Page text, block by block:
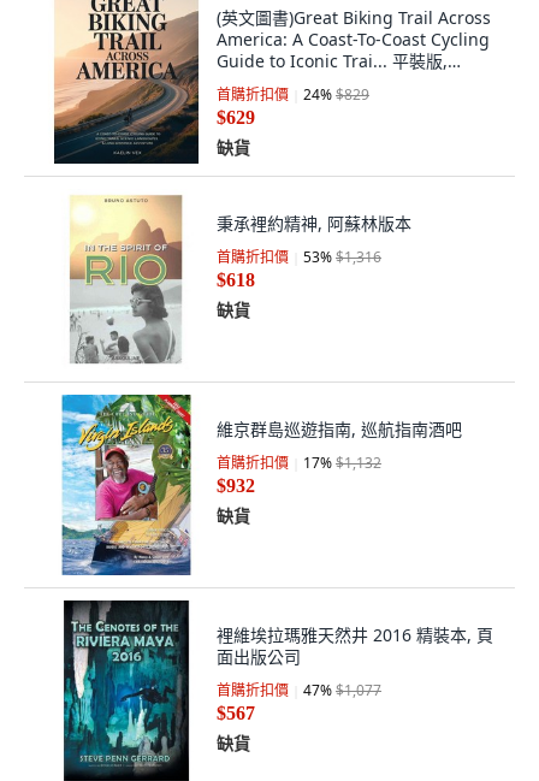
(英文圖書)Great Biking Trail Across
America: A Coast-To-Coast Cycling
Guide to Iconic Trai... 平裝版,
首購折扣價 24%$829
$629
缺貨
秉承裡約精神, 阿蘇林版本
首購折扣價 53%$1,316
$618
缺貨
維京群島巡遊指南, 巡航指南酒吧
首購折扣價 17%$1,132
$932
缺貨
裡維埃拉瑪雅天然井 2016 精裝本, 頁
面出版公司
首購折扣價 47%$1,077
$567
缺貨